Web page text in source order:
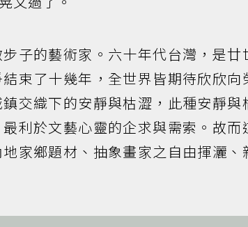
子的藝術家。六十年代台灣，是廿
束了十幾年，全世界皆期待欣欣向
交織下的安靜與枯澀，此種安靜與
利於文藝心靈的企求與需索。故而
家鄉題材、抽象畫家之自由揮灑、